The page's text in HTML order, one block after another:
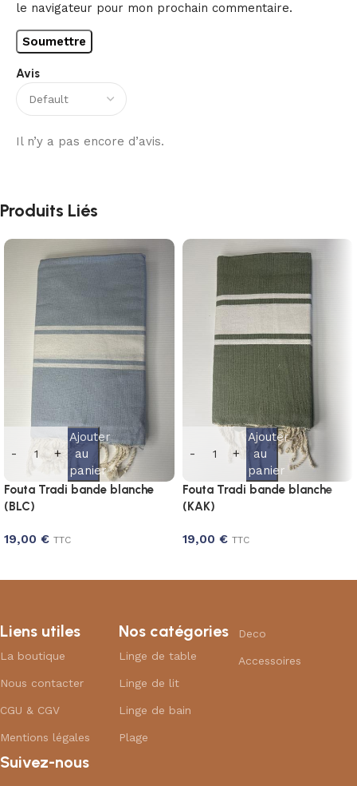
Avis
Il n’y a pas encore d’avis.
le navigateur pour mon prochain commentaire.
Produits Liés
Ajouter
au
panier
Fouta Tradi bande blanche
(BLC)
19,00 € TTC
Ajouter
au
panier
Fouta Tradi bande blanche
(KAK)
19,00 € TTC
Liens utiles
La boutique
Nous contacter
CGU & CGV
Mentions légales
Nos catégories
Linge de table
Linge de lit
Linge de bain
Plage
Deco
Accessoires
Suivez-nous